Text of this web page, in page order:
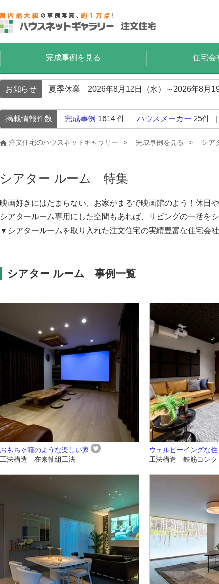
完成事例を見る 住宅会
お知らせ 夏季休業 2026年8月12日（水）～2026年8月
掲載情報件数 完成事例 1614 件 ｜ ハウスメーカー 25件
注文住宅のハウスネットギャラリー 完成事例を見る シア
シアター ルーム 特集
映画好きにはたまらない。お家がまるで映画館のよう！休日
シアタールーム専用にした空間もあれば、リビングの一括を
▼シアタールームを取り入れた注文住宅の実績豊富な住宅会
シアター ルーム 事例一覧
おもちゃ箱のような楽しい家
工法構造 在来軸組工法
ウェルビーイングな
工法構造 鉄筋コンク